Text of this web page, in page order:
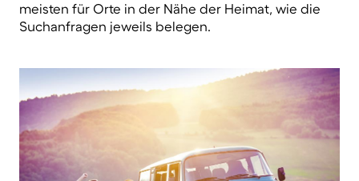
meisten für Orte in der Nähe der Heimat, wie die
Suchanfragen jeweils belegen.